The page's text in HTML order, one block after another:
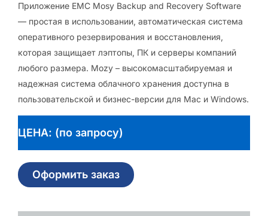
Приложение EMC Mosy Backup and Recovery Software
— простая в использовании, автоматическая система
оперативного резервирования и восстановления,
которая защищает лэптопы, ПК и серверы компаний
любого размера. Mozy – высокомасштабируемая и
надежная система облачного хранения доступна в
пользовательской и бизнес-версии для Mac и Windows.
ЦЕНА: (по запросу)
Оформить заказ